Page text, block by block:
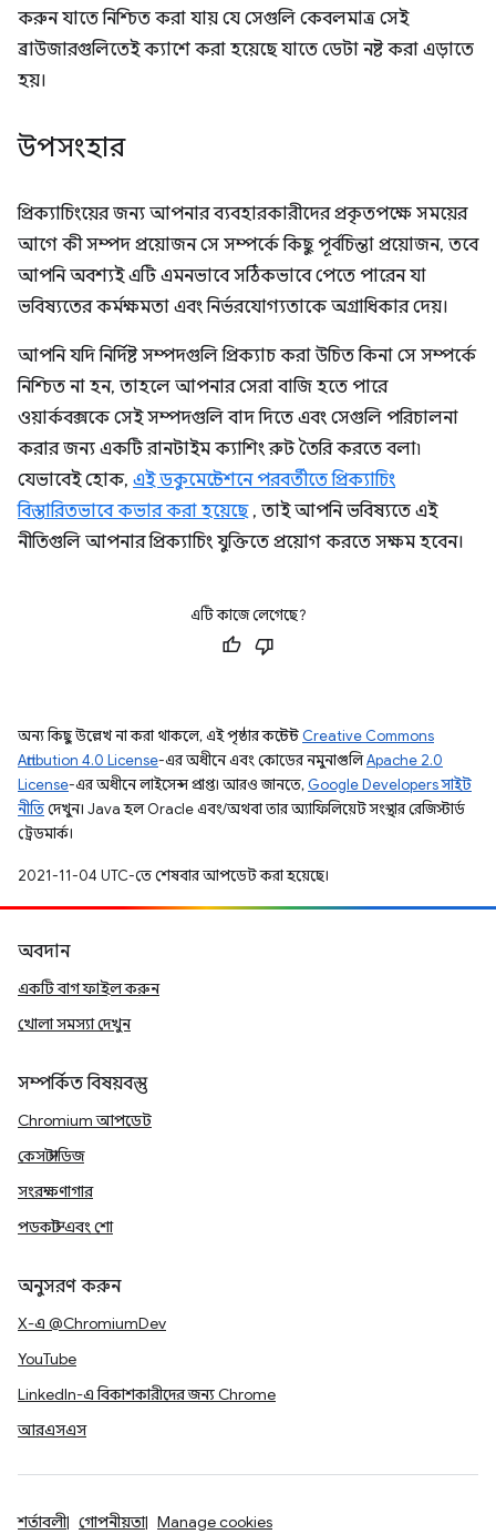
করুন যাতে নিশ্চিত করা যায় যে সেগুলি কেবলমাত্র সেই
ব্রাউজারগুলিতেই ক্যাশে করা হয়েছে যাতে ডেটা নষ্ট করা এড়াতে
হয়।
উপসংহার
প্রিক্যাচিংয়ের জন্য আপনার ব্যবহারকারীদের প্রকৃতপক্ষে সময়ের
আগে কী সম্পদ প্রয়োজন সে সম্পর্কে কিছু পূর্বচিন্তা প্রয়োজন, তবে
আপনি অবশ্যই এটি এমনভাবে সঠিকভাবে পেতে পারেন যা
ভবিষ্যতের কর্মক্ষমতা এবং নির্ভরযোগ্যতাকে অগ্রাধিকার দেয়।
আপনি যদি নির্দিষ্ট সম্পদগুলি প্রিক্যাচ করা উচিত কিনা সে সম্পর্কে
নিশ্চিত না হন, তাহলে আপনার সেরা বাজি হতে পারে
ওয়ার্কবক্সকে সেই সম্পদগুলি বাদ দিতে এবং সেগুলি পরিচালনা
করার জন্য একটি রানটাইম ক্যাশিং রুট তৈরি করতে বলা৷
যেভাবেই হোক, এই ডকুমেন্টেশনে পরবর্তীতে প্রিক্যাচিং
বিস্তারিতভাবে কভার করা হয়েছে, তাই আপনি ভবিষ্যতে এই
নীতিগুলি আপনার প্রিক্যাচিং যুক্তিতে প্রয়োগ করতে সক্ষম হবেন।
এটি কাজে লেগেছে?
অন্য কিছু উল্লেখ না করা থাকলে, এই পৃষ্ঠার কন্টেন্ট Creative Commons
Attribution 4.0 License-এর অধীনে এবং কোডের নমুনাগুলিApache 2.0
License-এর অধীনে লাইসেন্স প্রাপ্ত। আরও জানতে, Google Developers সাইট
নীতিদেখুন। Java হল Oracle এবং/অথবা তার অ্যাফিলিয়েট সংস্থার রেজিস্টার্ড
ট্রেডমার্ক।
2021-11-04 UTC-তে শেষবার আপডেট করা হয়েছে।
অবদান
একটি বাগ ফাইল করুন
খোলা সমস্যা দেখুন
সম্পর্কিত বিষয়বস্তু
Chromium আপডেট
কেস স্টাডিজ
সংরক্ষণাগার
পডকাস্ট এবং শো
অনুসরণ করুন
X-এ @ChromiumDev
YouTube
LinkedIn-এ বিকাশকারীদের জন্য Chrome
আরএসএস
শর্তাবলী গোপনীয়তা Manage cookies